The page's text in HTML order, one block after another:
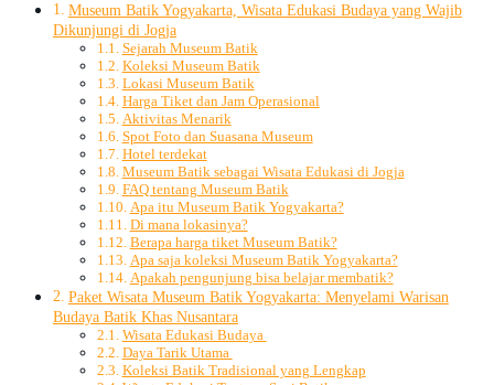
Museum Batik Yogyakarta, Wisata Edukasi Budaya yang Wajib
Dikunjungi di Jogja
Sejarah Museum Batik
Koleksi Museum Batik
Lokasi Museum Batik
Harga Tiket dan Jam Operasional
Aktivitas Menarik
Spot Foto dan Suasana Museum
Hotel terdekat
Museum Batik sebagai Wisata Edukasi di Jogja
FAQ tentang Museum Batik
Apa itu Museum Batik Yogyakarta?
Di mana lokasinya?
Berapa harga tiket Museum Batik?
Apa saja koleksi Museum Batik Yogyakarta?
Apakah pengunjung bisa belajar membatik?
Paket Wisata Museum Batik Yogyakarta: Menyelami Warisan
Budaya Batik Khas Nusantara
Wisata Edukasi Budaya
Daya Tarik Utama
Koleksi Batik Tradisional yang Lengkap